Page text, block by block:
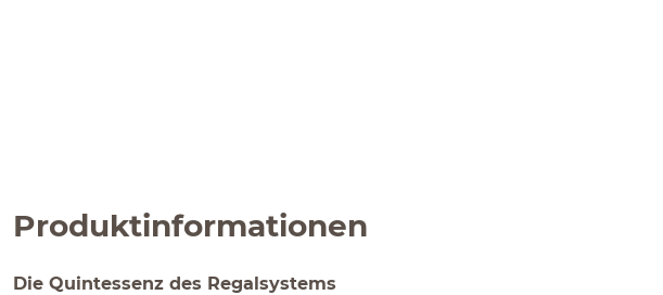
Produktinformationen
Die Quintessenz des Regalsystems